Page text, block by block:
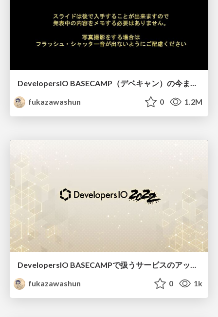
DevelopersIO BASECAMP（デベキャン）の今までとこれからについて
fukazawashun
0 1.2M
DevelopersIO BASECAMPで扱うサービスのアップデート紹介
fukazawashun
0 1k